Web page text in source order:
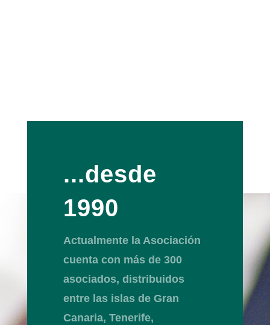
...desde
1990
Actualmente la Asociación
cuenta con más de 300
asociados, distribuidos
entre las islas de Gran
Canaria, Tenerife,